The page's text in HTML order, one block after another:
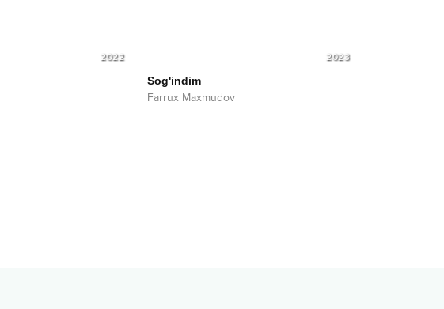
2022 2023
Sog'indim
Farrux Maxmudov